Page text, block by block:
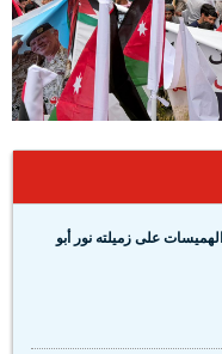
على زميلته نور أبو